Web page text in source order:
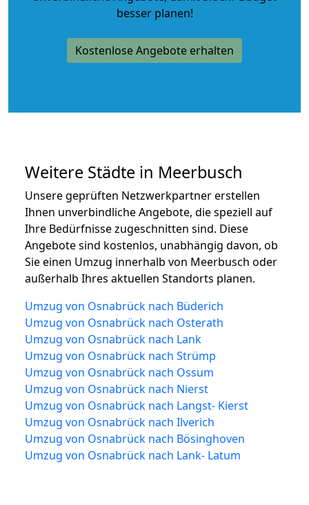
besser planen!
Kostenlose Angebote erhalten
Weitere Städte in Meerbusch
Unsere geprüften Netzwerkpartner erstellen
Ihnen unverbindliche Angebote, die speziell auf
Ihre Bedürfnisse zugeschnitten sind. Diese
Angebote sind kostenlos, unabhängig davon, ob
Sie einen Umzug innerhalb von Meerbusch oder
außerhalb Ihres aktuellen Standorts planen.
Umzug von Osnabrück nach Büderich
Umzug von Osnabrück nach Osterath
Umzug von Osnabrück nach Lank
Umzug von Osnabrück nach Strümp
Umzug von Osnabrück nach Ossum
Umzug von Osnabrück nach Nierst
Umzug von Osnabrück nach Langst- Kierst
Umzug von Osnabrück nach Ilverich
Umzug von Osnabrück nach Bösinghoven
Umzug von Osnabrück nach Lank- Latum